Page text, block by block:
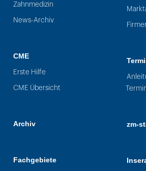
Zahnmedizin
News-Archiv
CME
Erste Hilfe
CME Übersicht
Archiv
Fachgebiete
zm-